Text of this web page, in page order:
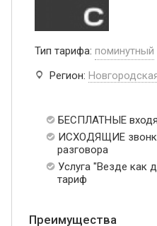
Тип тарифа: поминутный
Регион:
БЕСПЛАТНЫЕ
ИСХОДЯЩИЕ
разговора
Услуга "Везде как
тариф
Преимущества